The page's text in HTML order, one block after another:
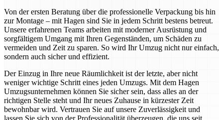
Von der ersten Beratung über die professionelle Verpackung bis hin
zur Montage – mit Hagen sind Sie in jedem Schritt bestens betreut.
Unsere erfahrenen Teams arbeiten mit moderner Ausrüstung und
sorgfältigem Umgang mit Ihren Gegenständen, um Schäden zu
vermeiden und Zeit zu sparen. So wird Ihr Umzug nicht nur einfach,
sondern auch sicher und effizient.
Der Einzug in Ihre neue Räumlichkeit ist der letzte, aber nicht
weniger wichtige Schritt eines jeden Umzugs. Mit dem Hagen
Umzugsunternehmen können Sie sicher sein, dass alles an der
richtigen Stelle steht und Ihr neues Zuhause in kürzester Zeit
bewohnbar wird. Vertrauen Sie auf unsere Zuverlässigkeit und
lassen Sie sich von der Professionalität überzeugen, die uns seit